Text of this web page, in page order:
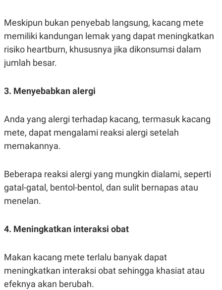
P
A
P
E
D
V
E
R
I
K
G
M
E
.
I
D
SITEMAPPROFILETERM
PEDOMAN
PEMBERITAAN
SIBER
PRIVACY
Meskipun bukan penyebab langsung, kacang mete
memiliki kandungan lemak yang dapat meningkatkan
risiko heartburn, khususnya jika dikonsumsi dalam
jumlah besar.
3. Menyebabkan alergi
Anda yang alergi terhadap kacang, termasuk kacang
mete, dapat mengalami reaksi alergi setelah
memakannya.
Beberapa reaksi alergi yang mungkin dialami, seperti
gatal-gatal, bentol-bentol, dan sulit bernapas atau
menelan.
4. Meningkatkan interaksi obat
Makan kacang mete terlalu banyak dapat
meningkatkan interaksi obat sehingga khasiat atau
efeknya akan berubah.